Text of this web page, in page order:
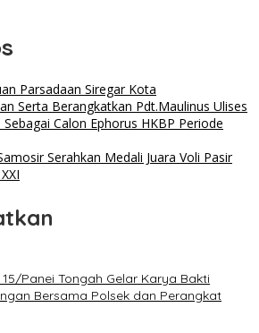
Parsadaan Siregar Kota
Serta Berangkatkan Pdt.Maulinus Ulises
Calon Ephorus HKBP Periode
Serahkan Medali Juara Voli Pasir
Panei Tongah Gelar Karya Bakti
Bersama Polsek dan Perangkat